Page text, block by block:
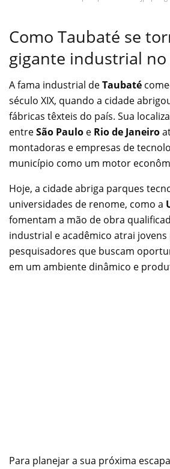
Como Taubaté se
gigante industrial
A fama industrial deTaubaté
século XIX, quando a cidade
fábricas têxteis do país. Sua
entreSão Paulo e Rio de Janeiro
montadoras e empresas de
município como um motor
Hoje, a cidade abriga parques
universidades de renome, como a
fomentam a mão de obra
industrial e acadêmico atrai
pesquisadores que buscam
em um ambiente dinâmico e
Para planejar a sua próxima